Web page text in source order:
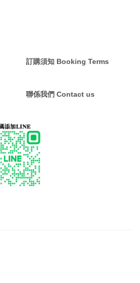
訂購須知 Booking Terms
聯係我們 Contact us